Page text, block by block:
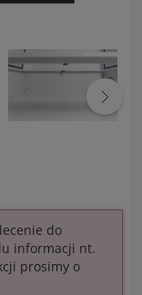
do
informacji nt.
prosimy o